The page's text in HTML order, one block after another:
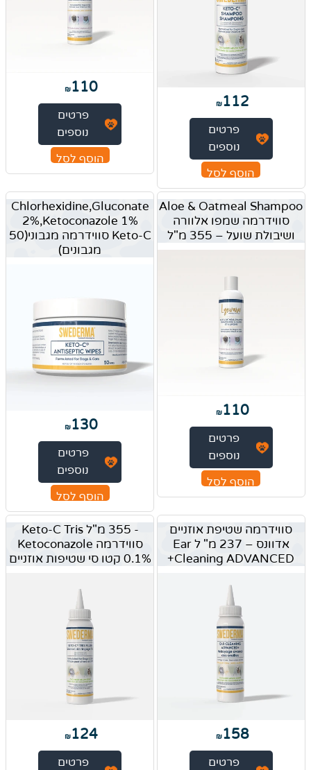
₪112
פרטים
נוספים
הוסף לסל
₪110
פרטים
נוספים
הוסף לסל
Aloe & Oatmeal Shampoo
סווידרמה שמפו אלוורה
ושיבולת שועל – 355 מ"ל
₪110
פרטים
נוספים
הוסף לסל
Chlorhexidine,Gluconate
2%,Ketoconazole 1%
Keto-C סווידרמה מגבוני(50
מגבונים)
₪130
פרטים
נוספים
הוסף לסל
סווידרמה שטיפת אוזניים
אדוונס – 237 מ" ל Ear
Cleaning ADVANCED+
₪158
פרטים
- 355 מ"ל Keto-C Tris
סווידרמה Ketoconazole
0.1% קטו סי שטיפות אוזניים
₪124
פרטים